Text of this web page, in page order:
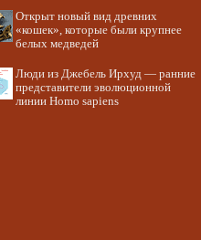
Открыт новый вид древних
«кошек», которые были крупнее
белых медведей
Люди из Джебель Ирхуд — ранние
представители эволюционной
линии Homo sapiens